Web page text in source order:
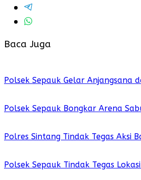
Baca Juga
Polsek Sepauk Gelar Anjangsana
Polsek Sepauk Bongkar Arena
Polres Sintang Tindak Tegas Aksi
Polsek Sepauk Tindak Tegas